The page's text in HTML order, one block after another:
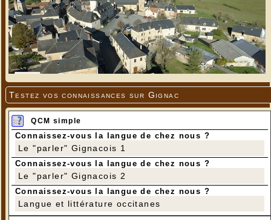
Testez vos connaissances sur Gignac
QCM simple
Connaissez-vous la langue de chez nous ?
Le "parler" Gignacois 1
Connaissez-vous la langue de chez nous ?
Le "parler" Gignacois 2
Connaissez-vous la langue de chez nous ?
Langue et littérature occitanes